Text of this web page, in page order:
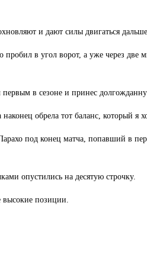
и дают силы двигаться
в угол ворот, а уже через две
в сезоне и принес
обрела тот баланс, который я
под конец матча, попавший в
опустились на десятую строчку.
высокие позиции.